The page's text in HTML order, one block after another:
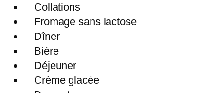
Collations
Fromage sans lactose
Dîner
Bière
Déjeuner
Crème glacée